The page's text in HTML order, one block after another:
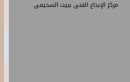
مركز الإبداع الفنى ببيت السحيمى